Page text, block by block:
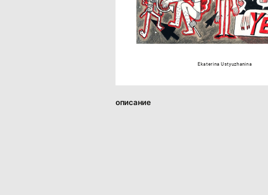
Ekaterina Ustyuzhanina
описание